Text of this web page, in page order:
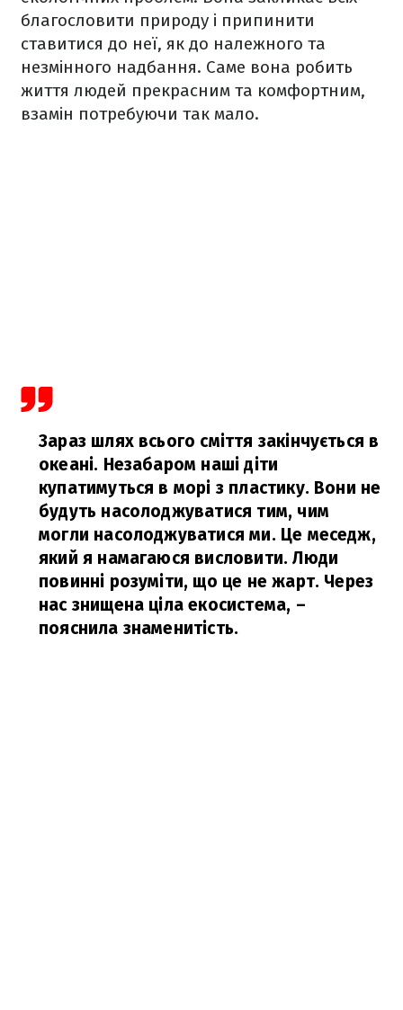
благословити природу і припинити
ставитися до неї, як до належного та
незмінного надбання. Саме вона робить
життя людей прекрасним та комфортним,
взамін потребуючи так мало.
Зараз шлях всього сміття закінчується в
океані. Незабаром наші діти
купатимуться в морі з пластику. Вони не
будуть насолоджуватися тим, чим
могли насолоджуватися ми. Це меседж,
який я намагаюся висловити. Люди
повинні розуміти, що це не жарт. Через
нас знищена ціла екосистема, –
пояснила знаменитість.